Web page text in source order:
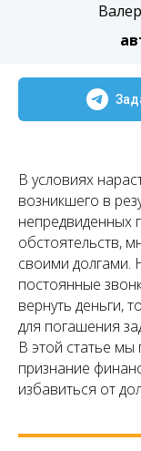
В условиях
возникшего в
непредвиденных
обстоятельств,
своими долгами.
постоянные
вернуть деньги,
для погашения
В этой статье
признание
избавиться от